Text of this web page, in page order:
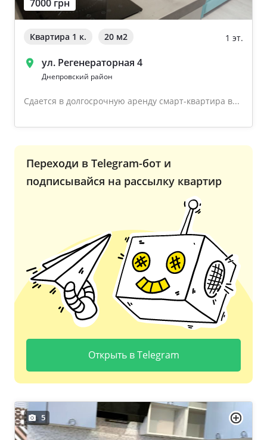
7000 грн
Квартира 1 к. 20 м2 1 эт.
ул. Регенераторная 4
Днепровский район
Сдается в долгосрочную аренду смарт-квартира в...
5
Переходи в Telegram-бот и
подписывайся на рассылку квартир
Открыть в Telegram